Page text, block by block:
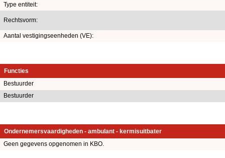
Type entiteit:
Rechtsvorm:
Aantal vestigingseenheden (VE):
Functies
Bestuurder
Bestuurder
Ondernemersvaardigheden - ambulant - kermisuitbater
Geen gegevens opgenomen in KBO.